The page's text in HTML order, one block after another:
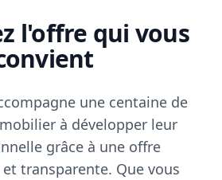
l'offre qui vous
une centaine de
à développer leur
grâce à une offre
transparente. Que vous